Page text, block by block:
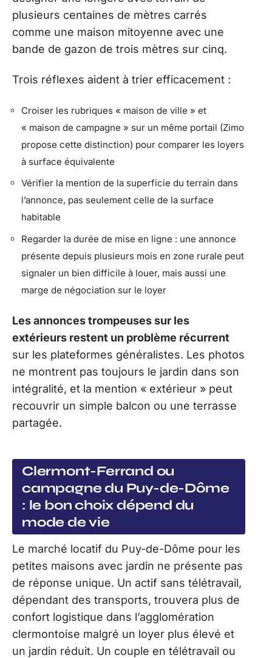
plusieurs centaines de mètres carrés
comme une maison mitoyenne avec une
bande de gazon de trois mètres sur cinq.
Trois réflexes aident à trier efficacement :
Croiser les rubriques « maison de ville » et
« maison de campagne » sur un même portail (Zimo
propose cette distinction) pour comparer les loyers
à surface équivalente
Vérifier la mention de la superficie du terrain dans
l’annonce, pas seulement celle de la surface
habitable
Regarder la durée de mise en ligne : une annonce
présente depuis plusieurs mois en zone rurale peut
signaler un bien difficile à louer, mais aussi une
marge de négociation sur le loyer
Les annonces trompeuses sur les
extérieurs restent un problème récurrent
sur les plateformes généralistes. Les photos
ne montrent pas toujours le jardin dans son
intégralité, et la mention « extérieur » peut
recouvrir un simple balcon ou une terrasse
partagée.
Clermont-Ferrand ou
campagne du Puy-de-Dôme
: le bon choix dépend du
mode de vie
Le marché locatif du Puy-de-Dôme pour les
petites maisons avec jardin ne présente pas
de réponse unique. Un actif sans télétravail,
dépendant des transports, trouvera plus de
confort logistique dans l’agglomération
clermontoise malgré un loyer plus élevé et
un jardin réduit. Un couple en télétravail ou